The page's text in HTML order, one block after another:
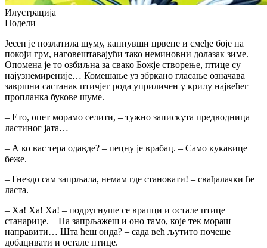
Илустрација
Подели
Јесен је позлатила шуму, капнувши црвене и смеђе боје на
покоји грм, наговештавајући тако неминовни долазак зиме.
Опомена је то озбиљна за свако Божје створење, птице су
најузнемиреније… Комешање уз збркано гласање означава
завршни састанак птичјег рода уприличен у крилу највећег
пропланка букове шуме.
– Ето, опет морамо селити, – тужно запискутa предводница
ластиног јата…
– А ко вас тера одавде? – пецну је врабац. – Само кукавице
беже.
– Гнездо сам запрљала, немам где становати! – свађалачки ће
ласта.
– Ха! Ха! Ха! – подругнуше се врапци и остале птице
станарице. – Па запрљажеш и оно тамо, које тек мораш
направити… Шта ћеш онда? – сада већ љутито почеше
добацивати и остале птице.